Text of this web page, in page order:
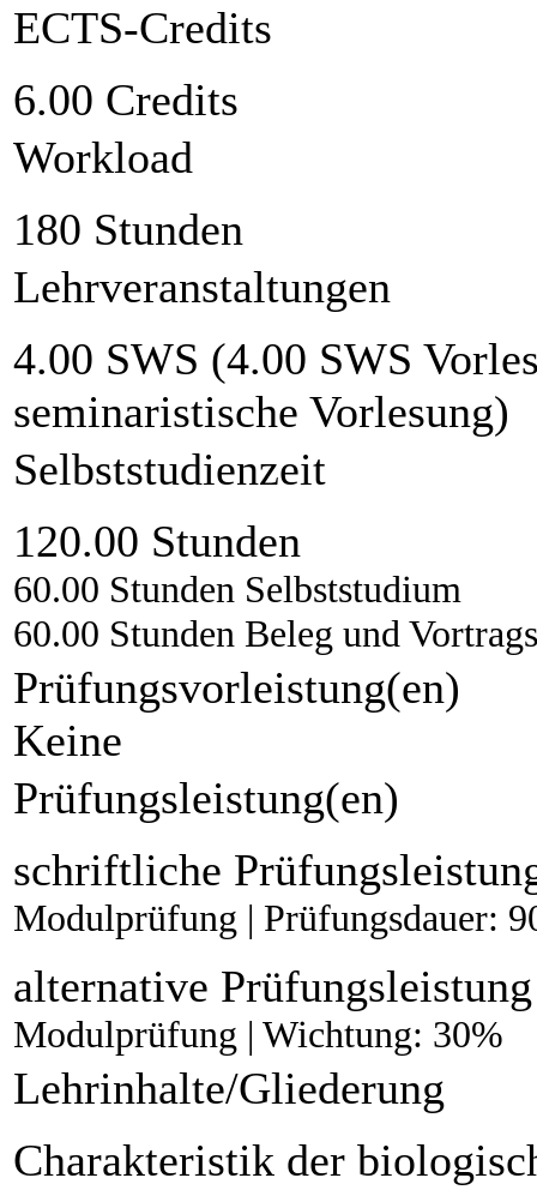
ECTS-Credits
6.00 Credits
Workload
180 Stunden
Lehrveranstaltungen
4.00 SWS (4.00 SWS
seminaristische Vorlesung)
Selbststudienzeit
120.00 Stunden
60.00 Stunden Selbststudium
60.00 Stunden Beleg und
Prüfungsvorleistung(en)
Keine
Prüfungsleistung(en)
schriftliche
Modulprüfung | Prüfungsdauer:
alternative
Modulprüfung | Wichtung: 30%
Lehrinhalte/Gliederung
Charakteristik der